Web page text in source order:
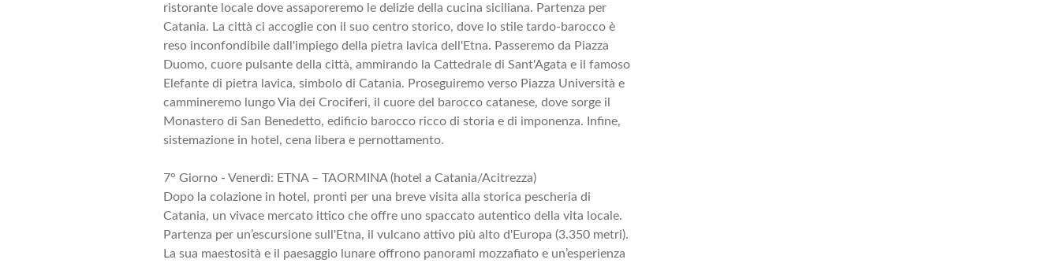
ristorante locale dove assaporeremo le delizie della cucina siciliana. Partenza per
Catania. La città ci accoglie con il suo centro storico, dove lo stile tardo-barocco è
reso inconfondibile dall'impiego della pietra lavica dell'Etna. Passeremo da Piazza
Duomo, cuore pulsante della città, ammirando la Cattedrale di Sant'Agata e il famoso
Elefante di pietra lavica, simbolo di Catania. Proseguiremo verso Piazza Università e
cammineremo lungo Via dei Crociferi, il cuore del barocco catanese, dove sorge il
Monastero di San Benedetto, edificio barocco ricco di storia e di imponenza. Infine,
sistemazione in hotel, cena libera e pernottamento.
7° Giorno - Venerdì: ETNA – TAORMINA (hotel a Catania/Acitrezza)
Dopo la colazione in hotel, pronti per una breve visita alla storica pescheria di
Catania, un vivace mercato ittico che offre uno spaccato autentico della vita locale.
Partenza per un’escursione sull'Etna, il vulcano attivo più alto d'Europa (3.350 metri).
La sua maestosità e il paesaggio lunare offrono panorami mozzafiato e un’esperienza